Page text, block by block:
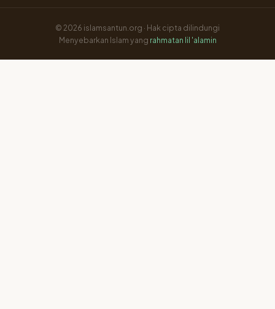
© 2026 islamsantun.org · Hak cipta dilindungi
Menyebarkan Islam yang rahmatan lil 'alamin